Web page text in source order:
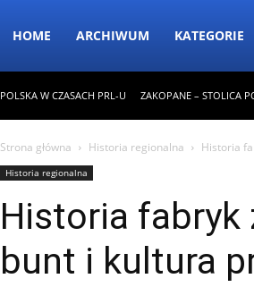
HOME ARCHIWUM KATEGORIE
POLSKA W CZASACH PRL-U ZAKOPANE – STOLICA
Strona główna Historia regionalna Historia
Historia regionalna
Historia fabryk
bunt i kultura